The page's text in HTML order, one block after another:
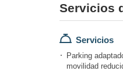
Servicios
Servicios
Parking
movilidad